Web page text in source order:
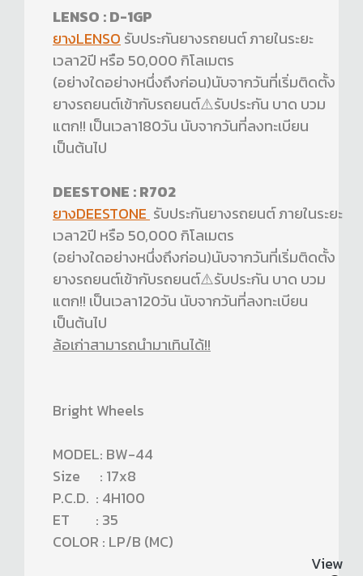
LENSO : D-1GP
ยางLENSOรับประกันยางรถยนต์ ภายในระยะ
เวลา2ปี หรือ 50,000 กิโลเมตร
(อย่างใดอย่างหนึ่งถึงก่อน)นับจากวันที่เริ่มติดตั้ง
ยางรถยนต์เข้ากับรถยนต์⚠️รับประกัน บาด บวม
แตก!! เป็นเวลา180วัน นับจากวันที่ลงทะเบียน
เป็นต้นไป
DEESTONE : R702
ยางDEESTONEรับประกันยางรถยนต์ ภายในระยะ
เวลา2ปี หรือ 50,000 กิโลเมตร
(อย่างใดอย่างหนึ่งถึงก่อน)นับจากวันที่เริ่มติดตั้ง
ยางรถยนต์เข้ากับรถยนต์⚠️รับประกัน บาด บวม
แตก!! เป็นเวลา120วัน นับจากวันที่ลงทะเบียน
เป็นต้นไป
ล้อเก่าสามารถนำมาเทินได้!!
Bright Wheels
MODEL: BW-44
Size : 17x8
P.C.D. : 4H100
ET : 35
COLOR : LP/B (MC)
View